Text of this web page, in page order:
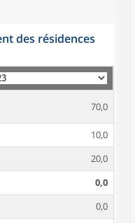
des résidences
70,0
10,0
20,0
0,0
0,0